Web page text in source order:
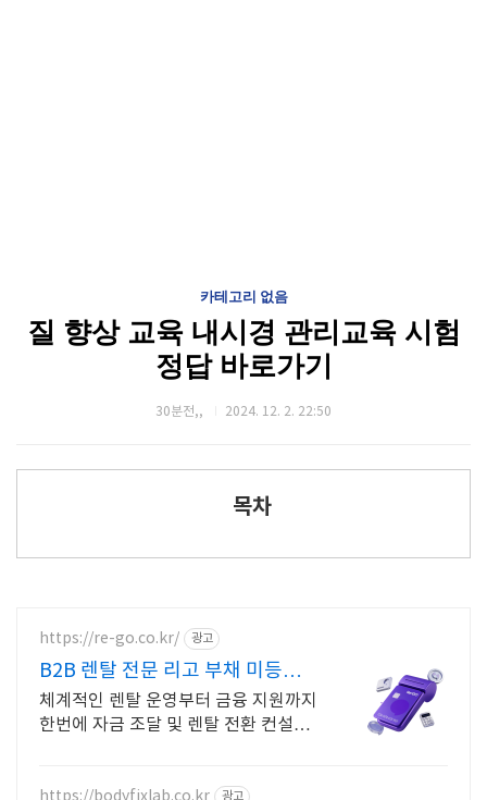
카테고리 없음
질 향상 교육 내시경 관리교육 시험
정답 바로가기
30분전,, 2024. 12. 2. 22:50
목차
https://re-go.co.kr/ 광고
B2B 렌탈 전문 리고 부채 미등재,
전액 비용처리
체계적인 렌탈 운영부터 금융 지원까지
한번에 자금 조달 및 렌탈 전환 컨설팅
https://bodyfixlab.co.kr 광고